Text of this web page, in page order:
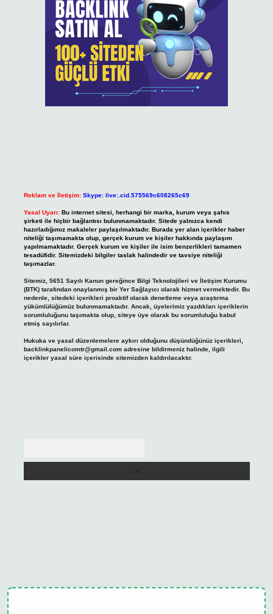
Reklam ve İletişim: Skype: live:.cid.575569c608265c69
Yasal Uyarı: Bu internet sitesi, herhangi bir marka, kurum veya şahıs
şirketi ile hiçbir bağlantısı bulunmamaktadır. Sitede yalnızca kendi
hazırladığımız makaleler paylaşılmaktadır. Burada yer alan içerikler haber
niteliği taşımamakta olup, gerçek kurum ve kişiler hakkında paylaşım
yapılmamaktadır. Gerçek kurum ve kişiler ile isim benzerlikleri tamamen
tesadüfidir. Sitemizdeki bilgiler taslak halindedir ve tavsiye niteliği
taşımazlar.
Sitemiz, 5651 Sayılı Kanun gereğince Bilgi Teknolojileri ve İletişim Kurumu
(BTK) tarafından onaylanmış bir Yer Sağlayıcı olarak hizmet vermektedir. Bu
nedenle, sitedeki içerikleri proaktif olarak denetleme veya araştırma
yükümlülüğümüz bulunmamaktadır. Ancak, üyelerimiz yazdıkları içeriklerin
sorumluluğunu taşımakta olup, siteye üye olarak bu sorumluluğu kabul
etmiş sayılırlar.
Hukuka ve yasal düzenlemelere aykırı olduğunu düşündüğünüz içerikleri,
backlinkpanelicomtr@gmail.comadresine bildirmeniz halinde, ilgili
içerikler yasal süre içerisinde sitemizden kaldırılacaktır.